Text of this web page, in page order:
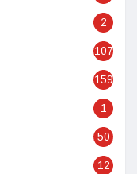
2
107
159
1
50
12